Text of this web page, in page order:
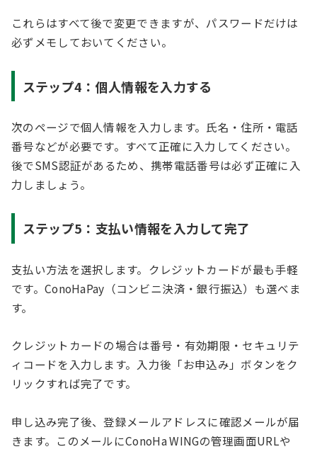
これらはすべて後で変更できますが、パスワードだけは
必ずメモしておいてください。
ステップ4：個人情報を入力する
次のページで個人情報を入力します。氏名・住所・電話
番号などが必要です。すべて正確に入力してください。
後でSMS認証があるため、携帯電話番号は必ず正確に入
力しましょう。
ステップ5：支払い情報を入力して完了
支払い方法を選択します。クレジットカードが最も手軽
です。ConoHaPay（コンビニ決済・銀行振込）も選べま
す。
クレジットカードの場合は番号・有効期限・セキュリテ
ィコードを入力します。入力後「お申込み」ボタンをク
リックすれば完了です。
申し込み完了後、登録メールアドレスに確認メールが届
きます。このメールにConoHa WINGの管理画面URLや